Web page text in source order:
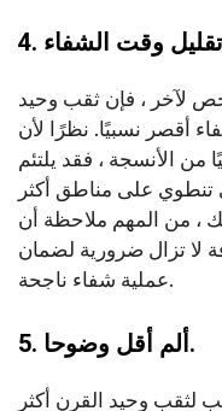
لآخر ، فإن ثقب وحيد
أقصر نسبيًا. نظرًا لأن
من الأنسجة ، فقد يلتئم
على مناطق أكثر
، من المهم ملاحظة أن
لا تزال ضرورية لضمان
عملية شفاء ناجحة.
5. ألم أقل وضوحا.
لثقب وحيد القرن أكثر